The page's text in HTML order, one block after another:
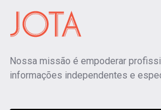
Nossa missão é empoderar
informações independentes e